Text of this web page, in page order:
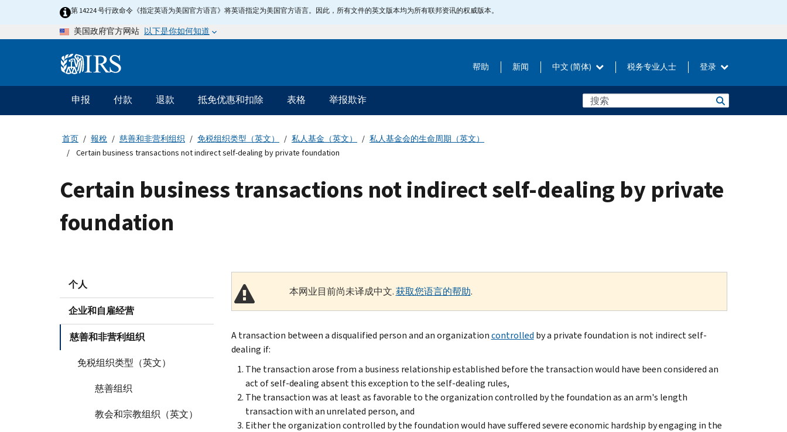
第 14224 号行政命令《指定英语为美国官方语言》将英语指定为美国官方语言。因此，所有文件的英文版本均为所有联邦资讯的权威版本。
美国政府官方网站 以下是你如何知道
Information 帮助 新闻 中文 (简体) 税务专业人士 登录
主
要
导
航
申报 付款 退款 抵免优惠和扣除 表格 举报欺诈
首页 報稅 慈善和非营利组织 免税组织类型（英文） 私人基金（英文）
私人基金会的生命周期（英文）
Certain business transactions not indirect self-dealing by private foundation
Certain business transactions not indirect self-dealing by private
foundation
个人
企业和自雇经营
慈善和非营利组织
免税组织类型（英文）
慈善组织
教会和宗教组织（英文）
本网业目前尚未译成中文.获取您语言的帮助.
A transaction between a disqualified person and an organizationcontrolled by a private foundation is not indirect self-
dealing if:
The transaction arose from a business relationship established before the transaction would have been considered an
act of self-dealing absent this exception to the self-dealing rules,
The transaction was at least as favorable to the organization controlled by the foundation as an arm's length
transaction with an unrelated person, and
Either the organization controlled by the foundation would have suffered severe economic hardship by engaging in the